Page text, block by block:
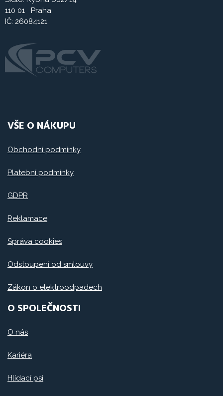
110 01 Praha
IČ: 26084121
VŠE O NÁKUPU
Obchodní podmínky
Platební podmínky
GDPR
Reklamace
Správa cookies
Odstoupení od smlouvy
Zákon o elektroodpadech
O SPOLEČNOSTI
O nás
Kariéra
Hlídací psi